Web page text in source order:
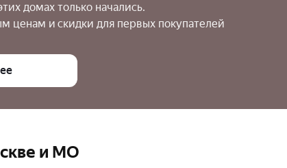
домах только начались.
ценам и скидки для первых покупателей
и МО